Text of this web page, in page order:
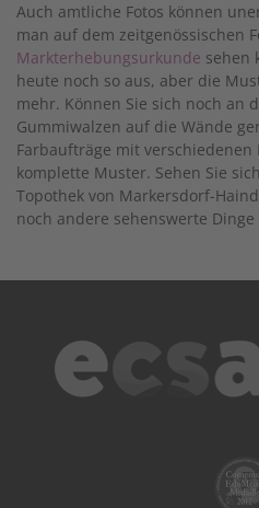
Auch amtliche Fotos können
man auf dem zeitgenössischen
Markterhebungsurkunde sehen
heute noch so aus, aber die
mehr. Können Sie sich noch an
Gummiwalzen auf die Wände
Farbaufträge mit verschiedenen
komplette Muster. Sehen Sie
Topothek von Markersdorf-
noch andere sehenswerte